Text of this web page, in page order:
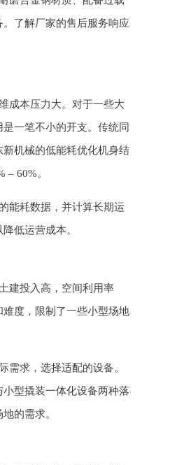
了解厂家的售后服务响应
成本压力大。对于一些大
一笔不小的开支。传统同
机械的低能耗优化机身结
– 60%。
能耗数据，并计算长期运
低运营成本。
建投入高，空间利用率
度，限制了一些小型场地
需求，选择适配的设备。
型撬装一体化设备两种落
的需求。